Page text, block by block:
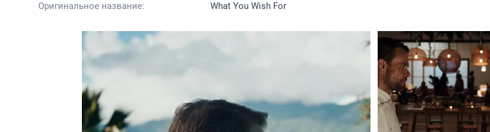
Оригинальное название: What You Wish For